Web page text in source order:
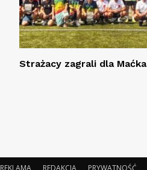
Strażacy zagrali dla Maćka
REKLAMA REDAKCJA PRYWATNOŚĆ